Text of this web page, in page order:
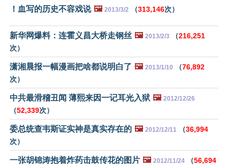
！血写的历史不容戏说 🖼️ 2013/3/2 （313,146次）
新华网爆料：连霍义昌大桥走钢丝 🖼️ 2013/2/3 （216,251
次）
潇湘晨报一幅漫画把啥都说明白了 🖼️ 2013/1/10 （76,892
次）
中共最滑稽丑闻 薄熙来因一记耳光入狱 🖼️ 2012/12/26
（52,339次）
委总统查韦斯证实神是真实存在的 🖼️ 2012/12/11 （36,994
次）
一张胡锦涛抱着炸药击鼓传花的图片 🖼️ 2012/11/24 （56,694